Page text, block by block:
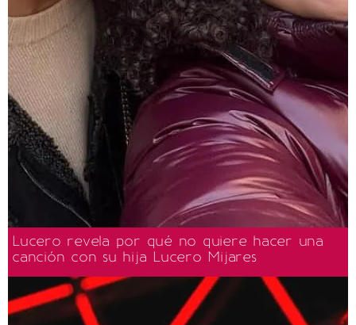
Lucero revela por qué no quiere hacer una
canción con su hija Lucero Mijares